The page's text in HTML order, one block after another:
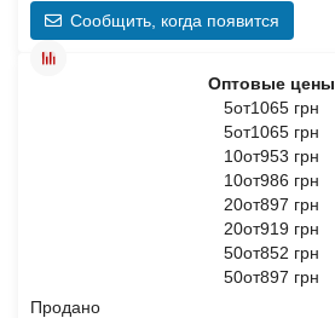
Сообщить, когда появится
Оптовые цены
5от1065 грн
5от1065 грн
10от953 грн
10от986 грн
20от897 грн
20от919 грн
50от852 грн
50от897 грн
Продано